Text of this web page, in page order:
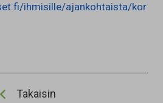
ihmisille/ajankohtaista/kor
Takaisin